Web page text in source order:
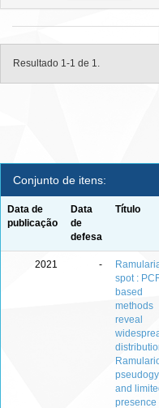
Resultado 1-1 de 1.
Conjunto de itens:
Data de
publicação
Data
de
defesa
Título
2021 -
spot :
based
methods
reveal
and
presence